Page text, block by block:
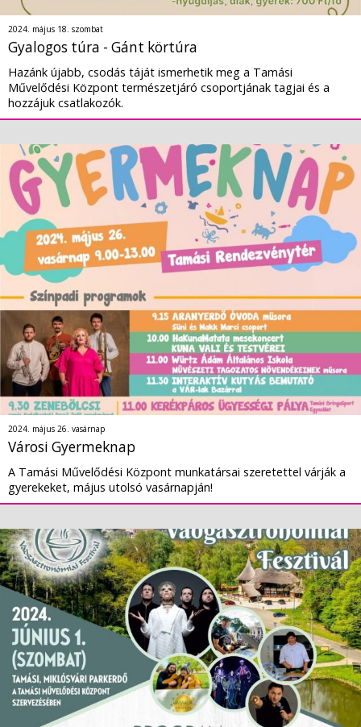
2024. május 18. szombat
Gyalogos túra - Gánt körtúra
Hazánk újabb, csodás táját ismerhetik meg a Tamási
Művelődési Központ természetjáró csoportjának tagjai és a
hozzájuk csatlakozók.
2024. május 26. vasárnap
Városi Gyermeknap
A Tamási Művelődési Központ munkatársai szeretettel várják a
gyerekeket, május utolsó vasárnapján!